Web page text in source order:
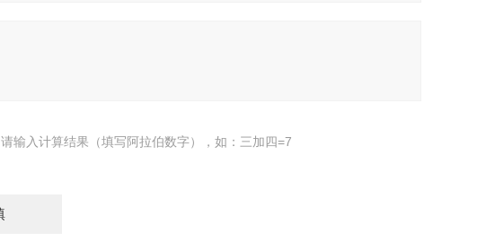
请输入计算结果（填写阿拉伯数字），如：三加四=7